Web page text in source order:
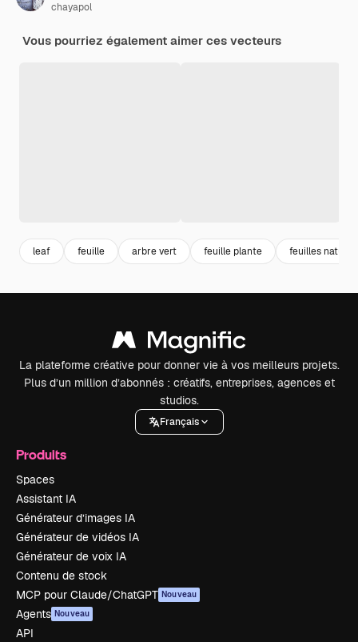
chayapol
Vous pourriez également aimer ces vecteurs
leaf feuille arbre vert feuille plante feuilles nature
La plateforme créative pour donner vie à vos meilleurs projets.
Plus d’un million d’abonnés : créatifs, entreprises, agences et
studios.
Français
Produits
Spaces
Assistant IA
Générateur d’images IA
Générateur de vidéos IA
Générateur de voix IA
Contenu de stock
MCP pour Claude/ChatGPT Nouveau
Agents Nouveau
API